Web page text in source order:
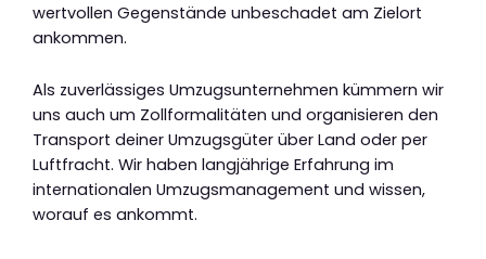
wertvollen Gegenstände unbeschadet am Zielort
ankommen.
Als zuverlässiges Umzugsunternehmen kümmern wir
uns auch um Zollformalitäten und organisieren den
Transport deiner Umzugsgüter über Land oder per
Luftfracht. Wir haben langjährige Erfahrung im
internationalen Umzugsmanagement und wissen,
worauf es ankommt.